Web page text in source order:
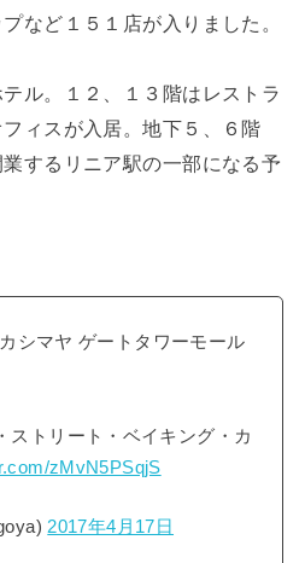
など１５１店が入りました。
ル。１２、１３階はレストラ
ィスが入居。地下５、６階
するリニア駅の一部になる予
シマヤ ゲートタワーモール
ストリート・ベイキング・カ
zMvN5PSqjS
2017年4月17日